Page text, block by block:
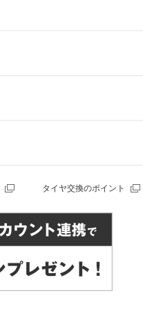
タイヤ交換のポイント